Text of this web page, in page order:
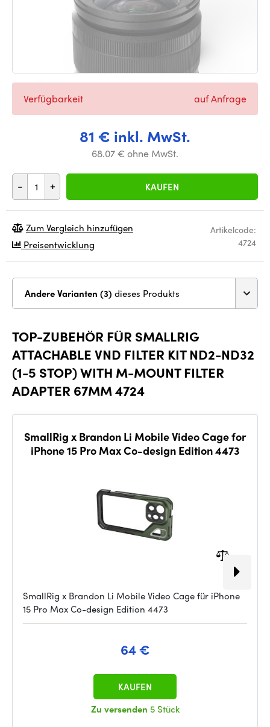
81 € inkl. MwSt.
68.07 € ohne MwSt.
- + KAUFEN
Verfügbarkeit auf Anfrage
Artikelcode:
4724
Zum Vergleich hinzufügen
Preisentwicklung
Andere Varianten (3) dieses Produkts
TOP-ZUBEHÖR FÜR SMALLRIG
ATTACHABLE VND FILTER KIT ND2-ND32
(1-5 STOP) WITH M-MOUNT FILTER
ADAPTER 67MM 4724
SmallRig x Brandon Li Mobile Video Cage for
iPhone 15 Pro Max Co-design Edition 4473
SmallRig x Brandon Li Mobile Video Cage für iPhone
15 Pro Max Co-design Edition 4473
64 €
Zu versenden 5 Stück
KAUFEN